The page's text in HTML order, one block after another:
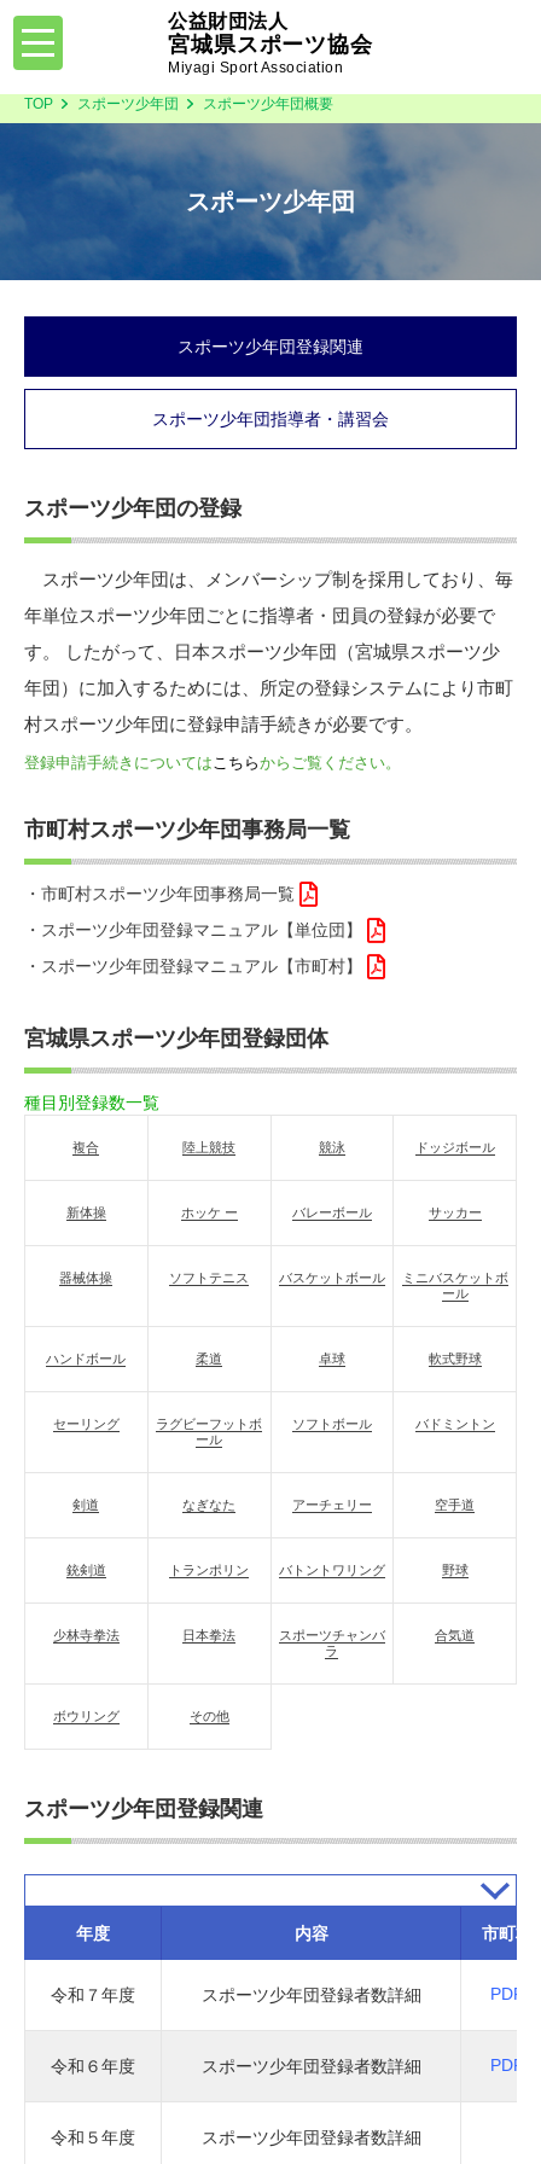
公益財団法人
宮城県スポーツ協会
Miyagi Sport Association
toggle
navigation
TOP スポーツ少年団 スポーツ少年団概要
スポーツ少年団
スポーツ少年団登録関連
スポーツ少年団指導者・講習会
スポーツ少年団の登録
スポーツ少年団は、メンバーシップ制を採用しており、毎
年単位スポーツ少年団ごとに指導者・団員の登録が必要で
す。 したがって、日本スポーツ少年団（宮城県スポーツ少
年団）に加入するためには、所定の登録システムにより市町
村スポーツ少年団に登録申請手続きが必要です。
登録申請手続きについてはこちらからご覧ください。
市町村スポーツ少年団事務局一覧
・市町村スポーツ少年団事務局一覧
・スポーツ少年団登録マニュアル【単位団】
・スポーツ少年団登録マニュアル【市町村】
宮城県スポーツ少年団登録団体
種目別登録数一覧
複合 陸上競技 競泳 ドッジボール
新体操 ホッケ ー バレーボール サッカー
器械体操 ソフトテニス バスケットボール
ミニバスケットボ
ール
ハンドボール 柔道 卓球 軟式野球
セーリング
ラグビーフットボ
ール
ソフトボール バドミントン
剣道 なぎなた アーチェリー 空手道
銃剣道 トランポリン バトントワリング 野球
少林寺拳法 日本拳法
スポーツチャンバ
ラ
合気道
ボウリング その他
スポーツ少年団登録関連
年度 内容 市町村
令和７年度 スポーツ少年団登録者数詳細 PDF
令和６年度 スポーツ少年団登録者数詳細 PDF
令和５年度 スポーツ少年団登録者数詳細